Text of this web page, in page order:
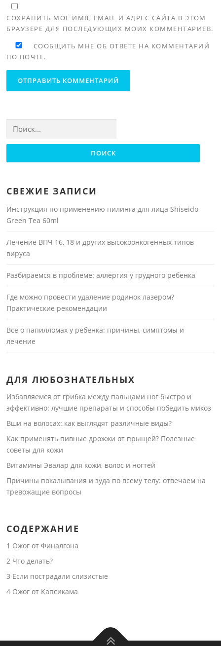
СОХРАНИТЬ МОЁ ИМЯ, EMAIL И АДРЕС САЙТА В ЭТОМ
БРАУЗЕРЕ ДЛЯ ПОСЛЕДУЮЩИХ МОИХ КОММЕНТАРИЕВ.
СООБЩИТЬ МНЕ ОБ ОТВЕТЕ НА КОММЕНТАРИЙ
ПО ПОЧТЕ.
СВЕЖИЕ ЗАПИСИ
Инструкция по применению пилинга для лица Shiseido
Green Tea 60ml
Лечение ВПЧ 16, 18 и других высокоонкогенных типов
вируса
Разбираемся в проблеме: аллергия у грудного ребенка
Где можно провести удаление родинок лазером?
Практические рекомендации
Все о папилломах у ребенка: причины, симптомы и
лечение
ДЛЯ ЛЮБОЗНАТЕЛЬНЫХ
Избавляемся от грибка между пальцами ног быстро и
эффективно: лучшие препараты и способы победить микоз
Вши на волосах: как выглядят различные виды?
Как применять пивные дрожжи от прыщей? Полезные
советы для кожи
Витамины Эвалар для кожи, волос и ногтей
Причины покалывания и зуда по всему телу: отвечаем на
тревожащие вопросы
СОДЕРЖАНИЕ
1 Ожог от Финалгона
2 Что делать?
3 Если пострадали слизистые
4 Ожог от Капсикама